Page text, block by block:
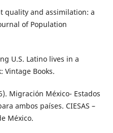
quality and assimilation: a
of Population
U.S. Latino lives in a
Vintage Books.
Migración México- Estados
ambos países. CIESAS –
México.